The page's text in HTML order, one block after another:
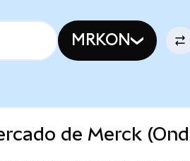
MRKON
de Merck